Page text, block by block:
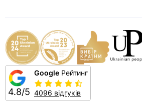
4.8/5
Google Рейтинг
4096 відгуків